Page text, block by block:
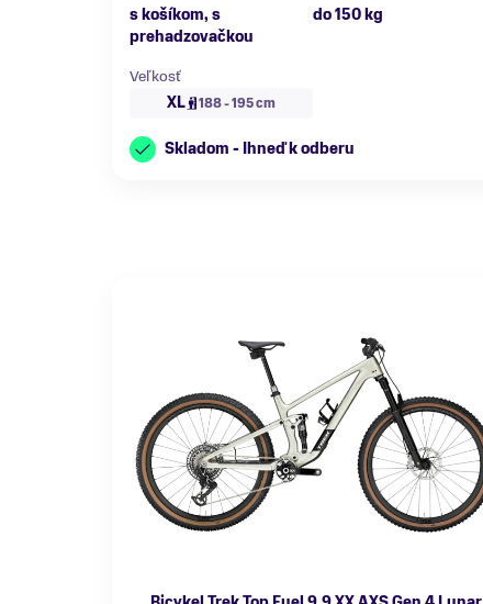
s košíkom, s
prehadzovačkou
do 150 kg
Veľkosť
XL
188 - 195 cm
Skladom - Ihneď k odberu